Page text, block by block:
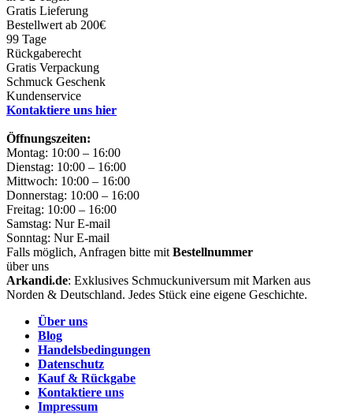
Gratis Lieferung
Bestellwert ab 200€
99 Tage
Rückgaberecht
Gratis Verpackung
Schmuck Geschenk
Kundenservice
Kontaktiere uns hier
Öffnungszeiten:
Montag: 10:00 – 16:00
Dienstag: 10:00 – 16:00
Mittwoch: 10:00 – 16:00
Donnerstag: 10:00 – 16:00
Freitag: 10:00 – 16:00
Samstag: Nur E-mail
Sonntag: Nur E-mail
Falls möglich, Anfragen bitte mit Bestellnummer
über uns
Arkandi.de: Exklusives Schmuckuniversum mit Marken aus
Norden & Deutschland. Jedes Stück eine eigene Geschichte.
Über uns
Blog
Handelsbedingungen
Datenschutz
Kauf & Rückgabe
Kontaktiere uns
Impressum